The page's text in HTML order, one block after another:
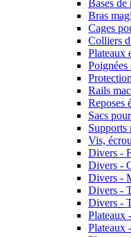
Bases
Bras
Cages
Colliers
Plateaux
Rails
Reposes
Sacs
Supports
Vis,
Divers -
Divers -
Divers -
Divers -
Divers -
Plateaux